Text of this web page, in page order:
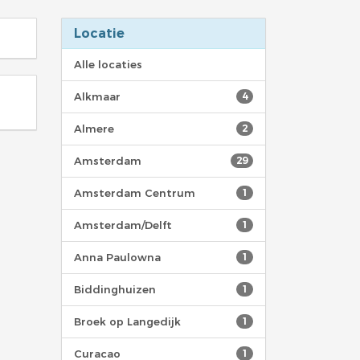
Locatie
Alle locaties
4
Alkmaar
2
Almere
29
Amsterdam
1
Amsterdam Centrum
1
Amsterdam/Delft
1
Anna Paulowna
1
Biddinghuizen
1
Broek op Langedijk
1
Curacao